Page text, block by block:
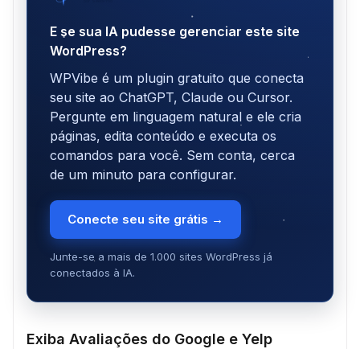
E se sua IA pudesse gerenciar este site
WordPress?
WPVibe é um plugin gratuito que conecta
seu site ao ChatGPT, Claude ou Cursor.
Pergunte em linguagem natural e ele cria
páginas, edita conteúdo e executa os
comandos para você. Sem conta, cerca
de um minuto para configurar.
Conecte seu site grátis →
Junte-se a mais de 1.000 sites WordPress já
conectados à IA.
Exiba Avaliações do Google e Yelp